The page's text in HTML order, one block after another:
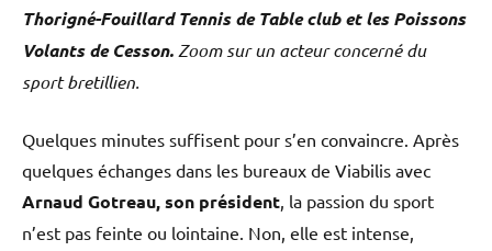
Thorigné-Fouillard Tennis de Table club et les Poissons
Volants de Cesson. Zoom sur un acteur concerné du
sport bretillien.
Quelques minutes suffisent pour s’en convaincre. Après
quelques échanges dans les bureaux de Viabilis avec
Arnaud Gotreau, son président, la passion du sport
n’est pas feinte ou lointaine. Non, elle est intense,